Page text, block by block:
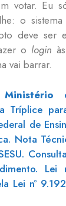
votar. Eu
o
deve ser
o login
vai barrar.
Tríplice
de
Nota
Lei
Lei nº